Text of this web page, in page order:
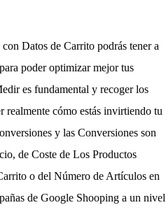
Datos de Carrito podrás tener a
poder optimizar mejor tus
es fundamental y recoger los
realmente cómo estás invirtiendo tu
y las Conversiones son
de Coste de Los Productos
o del Número de Artículos en
de Google Shooping a un nivel